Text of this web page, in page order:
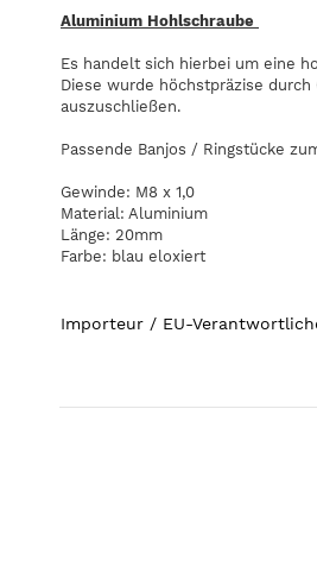
Aluminium Hohlschraube
Es handelt sich hierbei um eine
Diese wurde höchstpräzise
auszuschließen.
Passende Banjos / Ringstücke
Gewinde: M8 x 1,0
Material: Aluminium
Länge: 20mm
Farbe: blau eloxiert
Importeur / EU-